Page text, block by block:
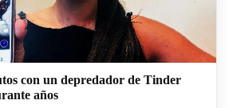
con un depredador de Tinder
años